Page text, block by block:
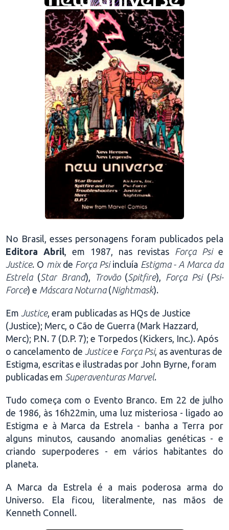
No Brasil, esses personagens foram publicados pela
Editora Abril , em 1987, nas revistas Força Psie
Justice. O mixde Força Psiincluía Estigma - A Marca da
Estrela(Star Brand), Trovão(Spitfire), Força Psi(Psi-
Force) e Máscara Noturna(Nightmask).
Em Justice, eram publicadas as HQs de Justice
(Justice); Merc, o Cão de Guerra (Mark Hazzard,
Merc); P.N. 7 (D.P. 7); e Torpedos (Kickers, Inc.). Após
o cancelamento de Justicee Força Psi, as aventuras de
Estigma, escritas e ilustradas por John Byrne, foram
publicadas em Superaventuras Marvel.
Tudo começa com o Evento Branco. Em 22 de julho
de 1986, às 16h22min, uma luz misteriosa - ligado ao
Estigma e à Marca da Estrela - banha a Terra por
alguns minutos, causando anomalias genéticas - e
criando superpoderes - em vários habitantes do
planeta.
A Marca da Estrela é a mais poderosa arma do
Universo. Ela ficou, literalmente, nas mãos de
Kenneth Connell.